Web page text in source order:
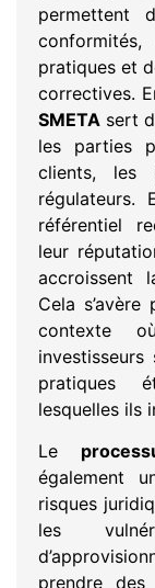
permettent
pratiques et
correctives.
SMETA sert
les parties
clients, les
régulateurs.
référentiel
leur
accroissent
Cela
contexte
pratiques
lesquelles ils
Le
également
risques
les
prendre des